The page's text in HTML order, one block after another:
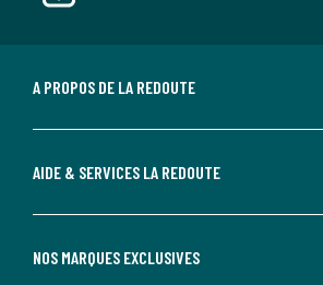
A PROPOS DE LA REDOUTE
AIDE & SERVICES LA REDOUTE
NOS MARQUES EXCLUSIVES